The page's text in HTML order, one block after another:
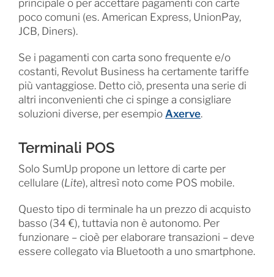
principale o per accettare pagamenti con carte
poco comuni (es. American Express, UnionPay,
JCB, Diners).
Se i pagamenti con carta sono frequente e/o
costanti, Revolut Business ha certamente tariffe
più vantaggiose. Detto ciò, presenta una serie di
altri inconvenienti che ci spinge a consigliare
soluzioni diverse, per esempio Axerve.
Terminali POS
Solo SumUp propone un lettore di carte per
cellulare (Lite), altresì noto come POS mobile.
Questo tipo di terminale ha un prezzo di acquisto
basso (34 €), tuttavia non è autonomo. Per
funzionare – cioè per elaborare transazioni – deve
essere collegato via Bluetooth a uno smartphone.